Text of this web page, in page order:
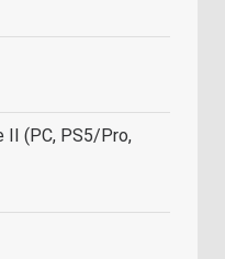
II (PC, PS5/Pro,